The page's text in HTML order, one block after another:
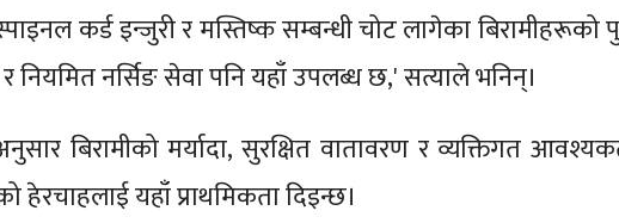
कर्ड इन्जुरी र मस्तिष्क सम्बन्धी चोट लागेका बिरामीहरूको
नियमित नर्सिङ सेवा पनि यहाँ उपलब्ध छ,' सत्याले भनिन्।
बिरामीको मर्यादा, सुरक्षित वातावरण र व्यक्तिगत
हेरचाहलाई यहाँ प्राथमिकता दिइन्छ।